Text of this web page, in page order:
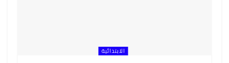
الابتدائية